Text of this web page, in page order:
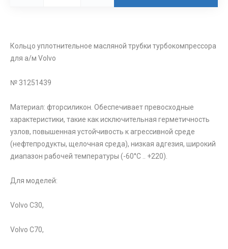
Кольцо уплотнительное масляной трубки турбокомпрессора
для а/м Volvo
№ 31251439
Материал: фторсиликон. Обеспечивает превосходные
характеристики, такие как исключительная герметичность
узлов, повышенная устойчивость к агрессивной среде
(нефтепродукты, щелочная среда), низкая адгезия, широкий
диапазон рабочей температуры (-60°C .. +220).
Для моделей:
Volvo C30,
Volvo C70,